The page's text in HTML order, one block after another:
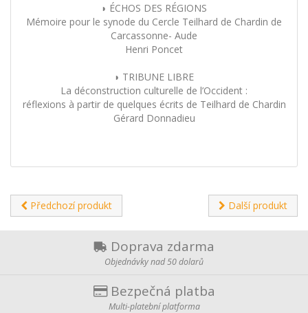
◗ ÉCHOS DES RÉGIONS
Mémoire pour le synode du Cercle Teilhard de Chardin de
Carcassonne- Aude
Henri Poncet
◗ TRIBUNE LIBRE
La déconstruction culturelle de l’Occident :
réflexions à partir de quelques écrits de Teilhard de Chardin
Gérard Donnadieu
Předchozí produkt Další produkt
Doprava zdarma
Objednávky nad 50 dolarů
Bezpečná platba
Multi-platební platforma